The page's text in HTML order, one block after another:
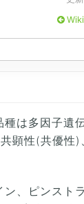
種は多因子遺
顕性(共優性
、ピンスト